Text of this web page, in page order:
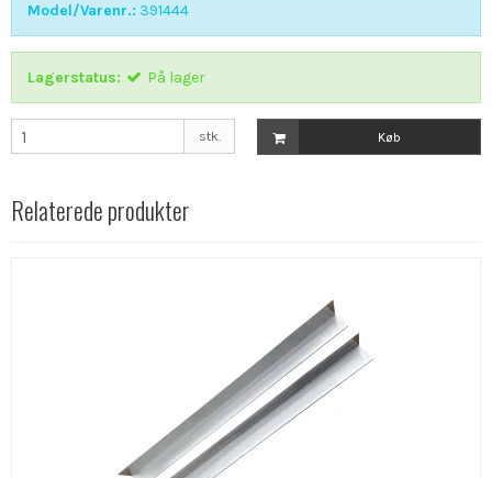
Model/Varenr.: 391444
Lagerstatus: På lager
stk. Køb
Relaterede produkter